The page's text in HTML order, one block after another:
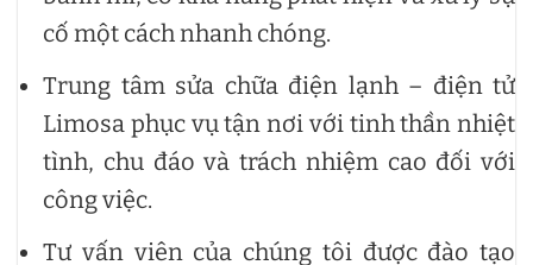
cố một cách nhanh chóng.
Trung tâm sửa chữa điện lạnh – điện tử
Limosa phục vụ tận nơi với tinh thần nhiệt
tình, chu đáo và trách nhiệm cao đối với
công việc.
Tư vấn viên của chúng tôi được đào tạo